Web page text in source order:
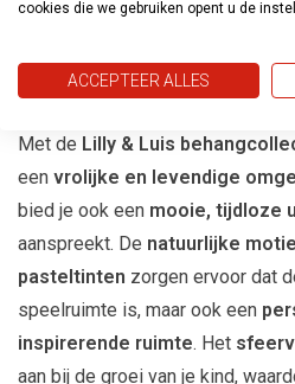
is perfect voor ouders die zowel
De Magie van Lilly &
Met de Lilly & Luis
een vrolijke en levendige
bied je ook een mooie, tijdloze
aanspreekt. De natuurlijke
pasteltinten zorgen ervoor dat
speelruimte is, maar ook een
inspirerende ruimte. Het
aan bij de groei van je kind,
cookies die we gebruiken opent u de
ACCEPTEER ALLES